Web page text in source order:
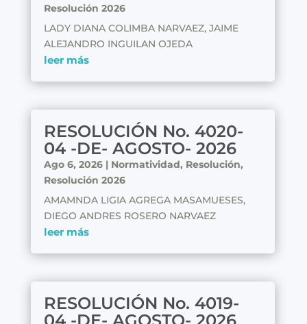
Resolución 2026
LADY DIANA COLIMBA NARVAEZ, JAIME
ALEJANDRO INGUILAN OJEDA
leer más
RESOLUCIÓN No. 4020-
04 -DE- AGOSTO- 2026
Ago 6, 2026| Normatividad, Resolución,
Resolución 2026
AMAMNDA LIGIA AGREGA MASAMUESES,
DIEGO ANDRES ROSERO NARVAEZ
leer más
RESOLUCIÓN No. 4019-